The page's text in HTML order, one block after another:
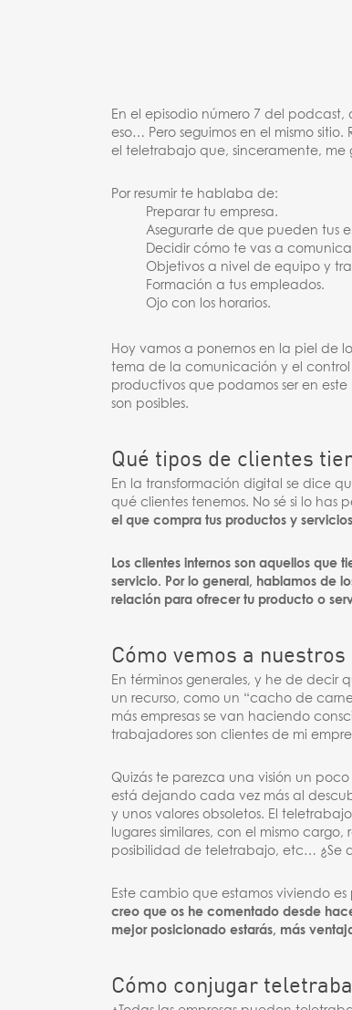
En el episodio número 7 del
eso… Pero seguimos en el mismo
el teletrabajo que, sinceramente, me
Por resumir te hablaba de:
Preparar tu empresa.
Asegurarte de que pueden tus
Decidir cómo te vas a
Objetivos a nivel de equipo y
Formación a tus empleados.
Ojo con los horarios.
Hoy vamos a ponernos en la piel de
tema de la comunicación y el control
productivos que podamos ser en
son posibles.
Qué tipos de clientes
En la transformación digital se dice
qué clientes tenemos. No sé si lo has
el que compra tus productos y
Los clientes internos son aquellos
servicio. Por lo general, hablamos de
relación para ofrecer tu producto o
Cómo vemos a
En términos generales, y he de decir
un recurso, como un “cacho de
más empresas se van haciendo
trabajadores son clientes de mi
Quizás te parezca una visión un
está dejando cada vez más al
y unos valores obsoletos. El
lugares similares, con el mismo
posibilidad de teletrabajo, etc… ¿Se
Este cambio que estamos viviendo
creo que os he comentado desde
mejor posicionado estarás, más
Cómo conjugar